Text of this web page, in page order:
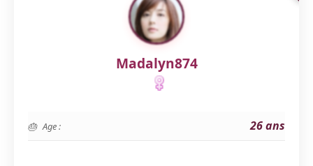
Madalyn874
Age : 26 ans